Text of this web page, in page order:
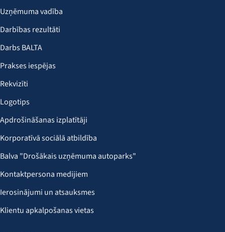
Uzņēmuma vadība
Darbības rezultāti
Darbs BALTA
Prakses iespējas
Rekvizīti
Logotips
Apdrošināšanas izplatītāji
Korporatīvā sociālā atbildība
Balva "Drošākais uzņēmuma autoparks"
Kontaktpersona medijiem
Ierosinājumi un atsauksmes
Klientu apkalpošanas vietas